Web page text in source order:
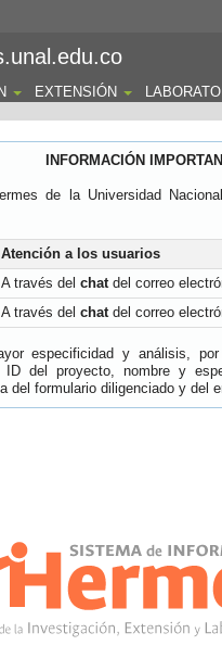
EXTENSIÓN
INFORMACIÓN
de la Universidad
Atención a los usuarios
A través del chatdel correo
A través del chatdel correo
especificidad y análisis,
del proyecto, nombre y
del formulario diligenciado y del